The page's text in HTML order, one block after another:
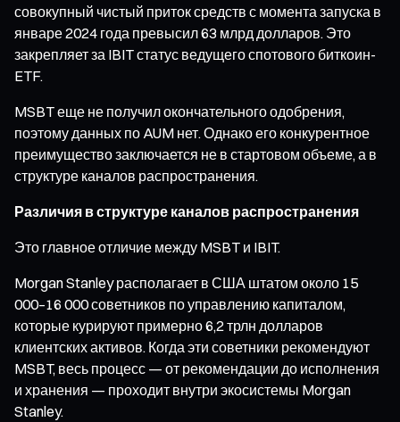
совокупный чистый приток средств с момента запуска в
январе 2024 года превысил 63 млрд долларов. Это
закрепляет за IBIT статус ведущего спотового биткоин-
ETF.
MSBT еще не получил окончательного одобрения,
поэтому данных по AUM нет. Однако его конкурентное
преимущество заключается не в стартовом объеме, а в
структуре каналов распространения.
Различия в структуре каналов распространения
Это главное отличие между MSBT и IBIT.
Morgan Stanley располагает в США штатом около 15
000–16 000 советников по управлению капиталом,
которые курируют примерно 6,2 трлн долларов
клиентских активов. Когда эти советники рекомендуют
MSBT, весь процесс — от рекомендации до исполнения
и хранения — проходит внутри экосистемы Morgan
Stanley.